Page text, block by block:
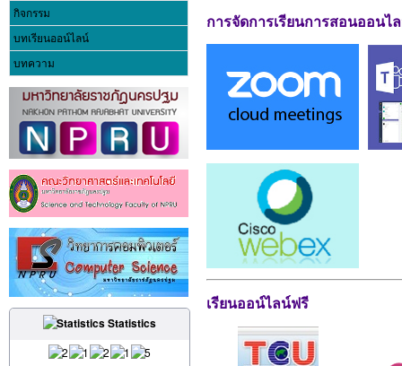
กิจกรรม
บทเรียนออน์ไลน์
บทความ
Statistics
การจัดการเรียนการสอนออนไ
เรียนออน์ไลน์ฟรี